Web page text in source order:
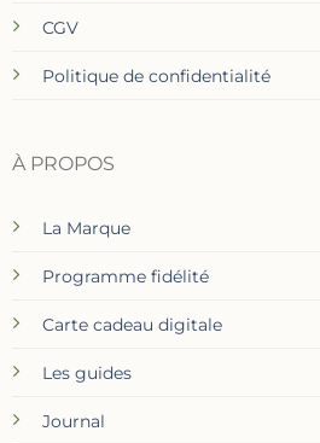
CGV
Politique de confidentialité
À PROPOS
La Marque
Programme fidélité
Carte cadeau digitale
Les guides
Journal